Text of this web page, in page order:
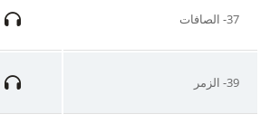
37- الصافات
39- الزمر